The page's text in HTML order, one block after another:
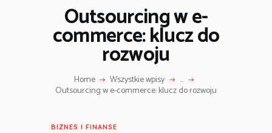
Outsourcing w e-
commerce: klucz do
rozwoju
Home Wszystkie wpisy ...
Outsourcing w e-commerce: klucz do rozwoju
BIZNES I FINANSE